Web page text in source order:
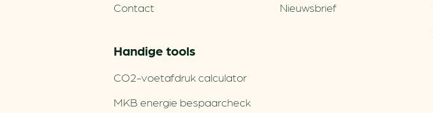
Contact
Nieuwsbrief
Handige tools
CO2-voetafdruk calculator
MKB energie bespaarcheck